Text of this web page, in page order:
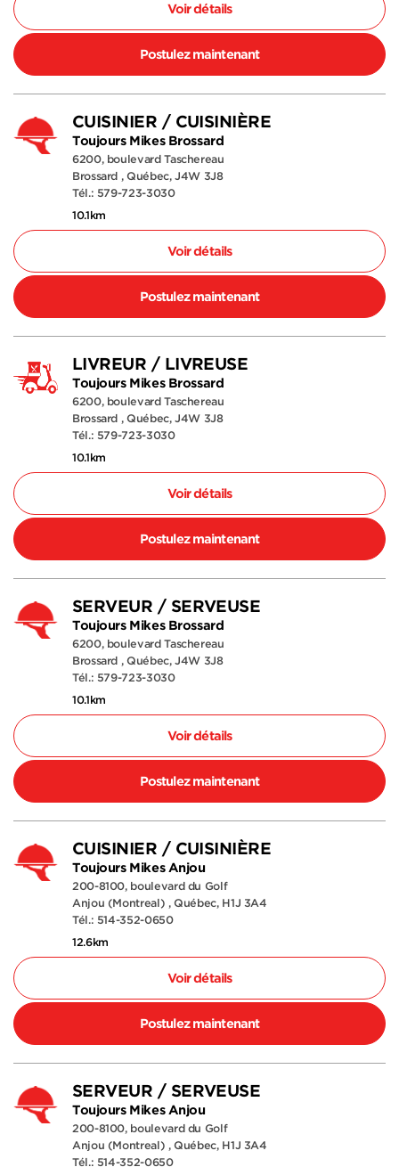
Voir détails
Postulez maintenant
CUISINIER / CUISINIÈRE
Toujours Mikes Brossard
6200, boulevard Taschereau
Brossard , Québec, J4W 3J8
Tél.: 579-723-3030
10.1km
Voir détails
Postulez maintenant
LIVREUR / LIVREUSE
Toujours Mikes Brossard
6200, boulevard Taschereau
Brossard , Québec, J4W 3J8
Tél.: 579-723-3030
10.1km
Voir détails
Postulez maintenant
SERVEUR / SERVEUSE
Toujours Mikes Brossard
6200, boulevard Taschereau
Brossard , Québec, J4W 3J8
Tél.: 579-723-3030
10.1km
Voir détails
Postulez maintenant
CUISINIER / CUISINIÈRE
Toujours Mikes Anjou
200-8100, boulevard du Golf
Anjou (Montreal) , Québec, H1J 3A4
Tél.: 514-352-0650
12.6km
Voir détails
Postulez maintenant
SERVEUR / SERVEUSE
Toujours Mikes Anjou
200-8100, boulevard du Golf
Anjou (Montreal) , Québec, H1J 3A4
Tél.: 514-352-0650